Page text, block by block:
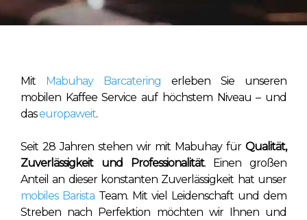
Mit Mabuhay Barcatering erleben Sie unseren
mobilen Kaffee Service auf höchstem Niveau – und
daseuropaweit.
Seit 28 Jahren stehen wir mit Mabuhay für Qualität,
Zuverlässigkeit und Professionalität. Einen großen
Anteil an dieser konstanten Zuverlässigkeit hat unser
mobiles Barista Team. Mit viel Leidenschaft und dem
Streben nach Perfektion möchten wir Ihnen und